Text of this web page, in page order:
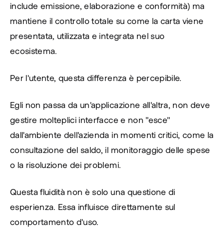
include emissione, elaborazione e conformità) ma
mantiene il controllo totale su come la carta viene
presentata, utilizzata e integrata nel suo
ecosistema.
Per l'utente, questa differenza è percepibile.
Egli non passa da un'applicazione all'altra, non deve
gestire molteplici interfacce e non "esce"
dall'ambiente dell'azienda in momenti critici, come la
consultazione del saldo, il monitoraggio delle spese
o la risoluzione dei problemi.
Questa fluidità non è solo una questione di
esperienza. Essa influisce direttamente sul
comportamento d'uso.